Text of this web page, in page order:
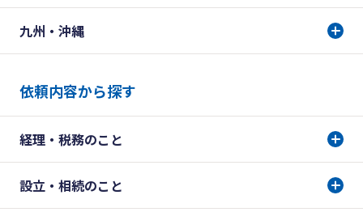
九州・沖縄
依頼内容から探す
経理・税務のこと
設立・相続のこと